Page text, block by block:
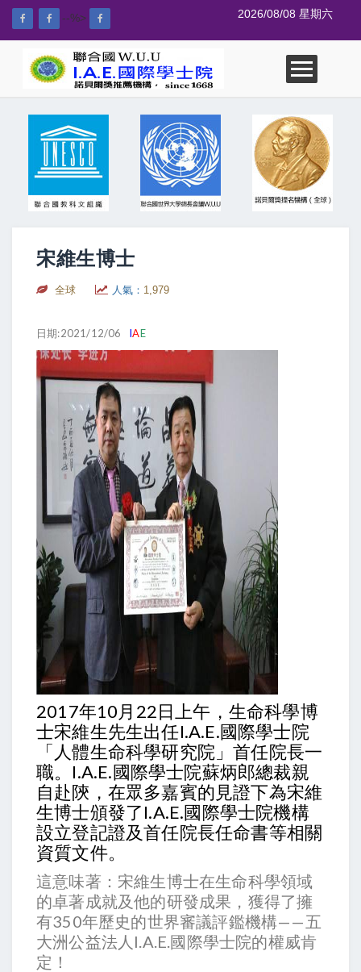
--%> 2026/08/08 星期六
宋維生博士
全球 人氣： 1,979
日期:2021/12/06 IAE
2017年10月22日上午，生命科學博
士宋維生先生出任I.A.E.國際學士院
「人體生命科學研究院」首任院長一
職。I.A.E.國際學士院蘇炳郎總裁親
自赴陝，在眾多嘉賓的見證下為宋維
生博士頒發了I.A.E.國際學士院機構
設立登記證及首任院長任命書等相關
資質文件。
這意味著：宋維生博士在生命科學領域
的卓著成就及他的研發成果，獲得了擁
有350年歷史的世界審議評鑑機構——五
大洲公益法人I.A.E.國際學士院的權威肯
定！